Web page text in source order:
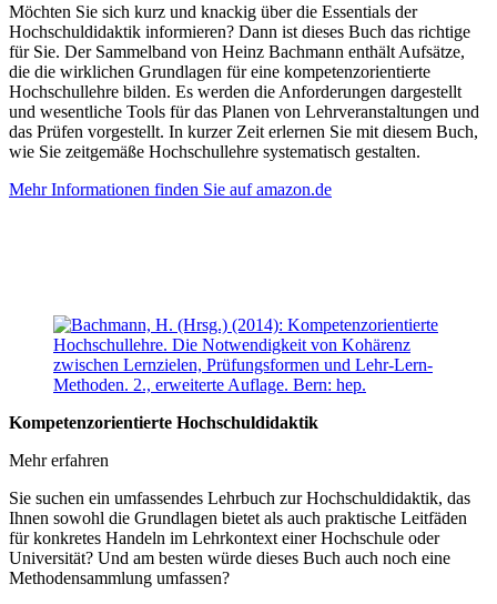
Möchten Sie sich kurz und knackig über die Essentials der
Hochschuldidaktik informieren? Dann ist dieses Buch das richtige
für Sie. Der Sammelband von Heinz Bachmann enthält Aufsätze,
die die wirklichen Grundlagen für eine kompetenzorientierte
Hochschullehre bilden. Es werden die Anforderungen dargestellt
und wesentliche Tools für das Planen von Lehrveranstaltungen und
das Prüfen vorgestellt. In kurzer Zeit erlernen Sie mit diesem Buch,
wie Sie zeitgemäße Hochschullehre systematisch gestalten.
Mehr Informationen finden Sie auf amazon.de
Kompetenzorientierte Hochschuldidaktik
Mehr erfahren
Sie suchen ein umfassendes Lehrbuch zur Hochschuldidaktik, das
Ihnen sowohl die Grundlagen bietet als auch praktische Leitfäden
für konkretes Handeln im Lehrkontext einer Hochschule oder
Universität? Und am besten würde dieses Buch auch noch eine
Methodensammlung umfassen?